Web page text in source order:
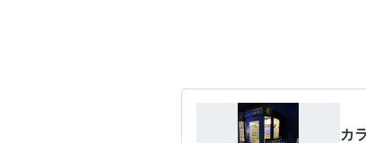
カ